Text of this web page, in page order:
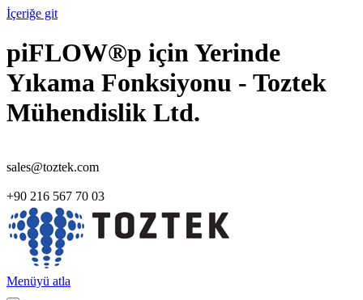
İçeriğe git
piFLOW®p için Yerinde
Yıkama Fonksiyonu - Toztek
Mühendislik Ltd.
sales@toztek.com
+90 216 567 70 03
Menüyü atla